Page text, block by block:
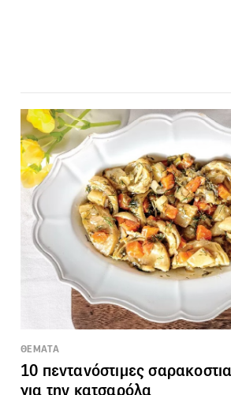
ΘΕΜΑΤΑ
10 πεντανόστιμες
για την κατσαρόλα